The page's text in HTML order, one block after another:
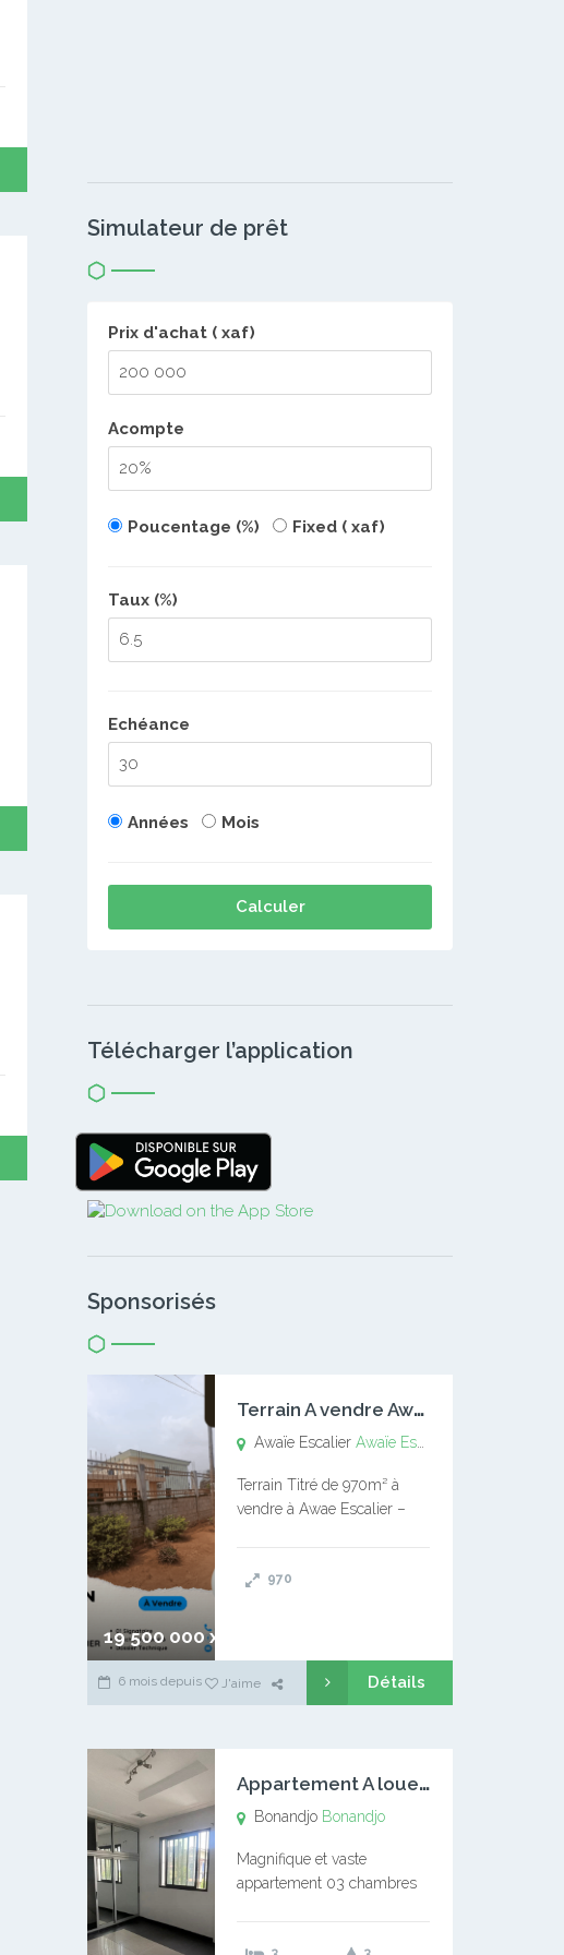
Simulateur de prêt
Prix d'achat ( xaf)
Acompte
Poucentage (%) Fixed ( xaf)
Taux (%)
Echéance
Années Mois
Calculer
Télécharger l’application
Sponsorisés
19 500 000 xaf
T
errain A vendre Awaïe Escalier
Awaïe EscalierAwaïe Escalier
Terrain Titré de 970m² à
vendre à Awae Escalier –
l’Université Catholique –
970
6 mois depuis J'aime Détails
A
ppartement A louer Bonandjo
Bonandjo Bonandjo
Magnifique et vaste
appartement 03 chambres